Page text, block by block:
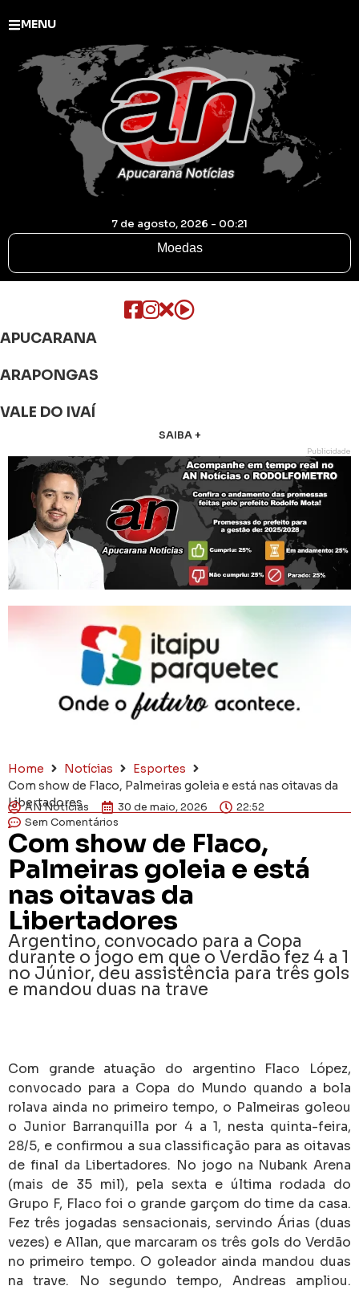
MENU
7 de agosto, 2026 - 00:21
Moedas
APUCARANA
ARAPONGAS
VALE DO IVAÍ
SAIBA +
Publicidade
Home Notícias
Esportes
Com show de Flaco, Palmeiras goleia e está nas oitavas da
Libertadores
AN Notícias 30 de maio, 2026
22:52
Sem Comentários
Com show de Flaco,
Palmeiras goleia e está
nas oitavas da
Libertadores
Argentino, convocado para a Copa
durante o jogo em que o Verdão fez 4 a 1
no Júnior, deu assistência para três gols
e mandou duas na trave
Com grande atuação do argentino Flaco López,
convocado para a Copa do Mundo quando a bola
rolava ainda no primeiro tempo, o Palmeiras goleou
o Junior Barranquilla por 4 a 1, nesta quinta-feira,
28/5, e confirmou a sua classificação para as oitavas
de final da Libertadores. No jogo na Nubank Arena
(mais de 35 mil), pela sexta e última rodada do
Grupo F, Flaco foi o grande garçom do time da casa.
Fez três jogadas sensacionais, servindo Árias (duas
vezes) e Allan, que marcaram os três gols do Verdão
no primeiro tempo. O goleador ainda mandou duas
na trave. No segundo tempo, Andreas ampliou.